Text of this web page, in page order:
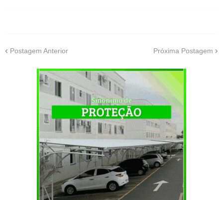
Postagem Anterior Próxima Postagem